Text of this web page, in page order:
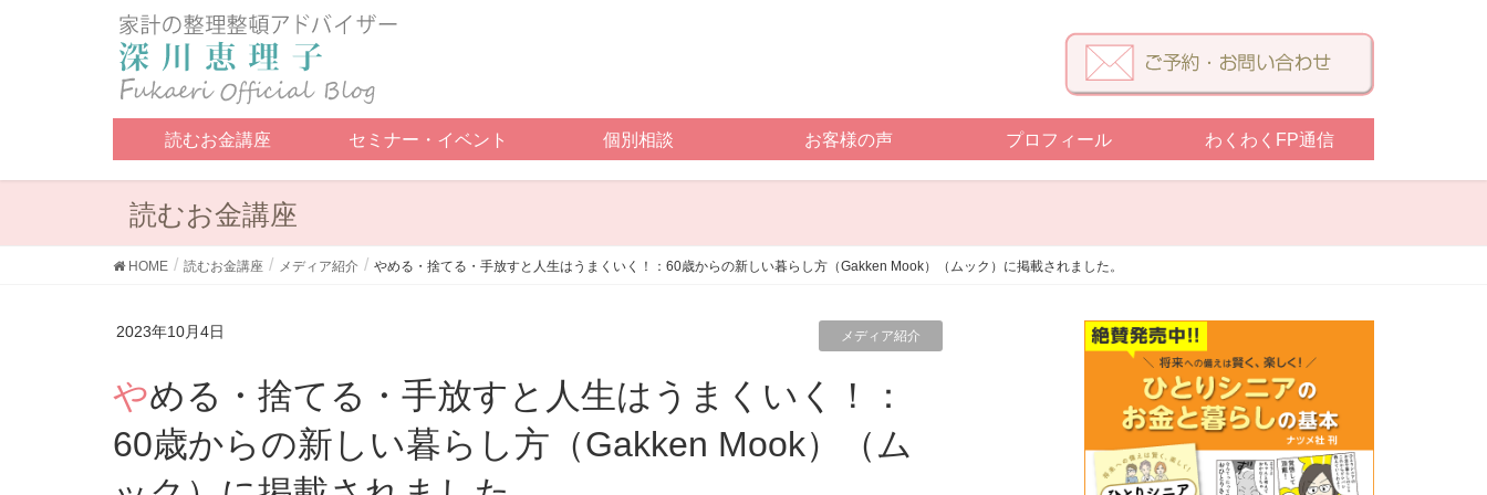
読むお金講座 セミナー・イベント 個別相談 お客様の声 プロフィール わくわくFP通信
読むお金講座
HOME 読むお金講座 メディア紹介 やめる・捨てる・手放すと人生はうまくいく！：60歳からの新しい暮らし方（Gakken Mook）（ムック）に掲載されました。
2023年10月4日 メディア紹介
やめる・捨てる・手放すと人生はうまくいく！：
60歳からの新しい暮らし方（Gakken Mook）（ム